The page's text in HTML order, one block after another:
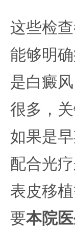
这些检
能够明
是白癜
很多，
如果是
配合光
表皮移
要本院